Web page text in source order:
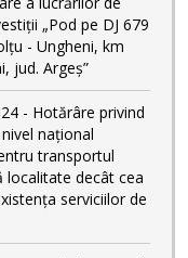
„Pod pe DJ 679
- Ungheni, km
jud. Argeș”
- Hotărâre privind
național
transportul
localitate decât cea
serviciilor de